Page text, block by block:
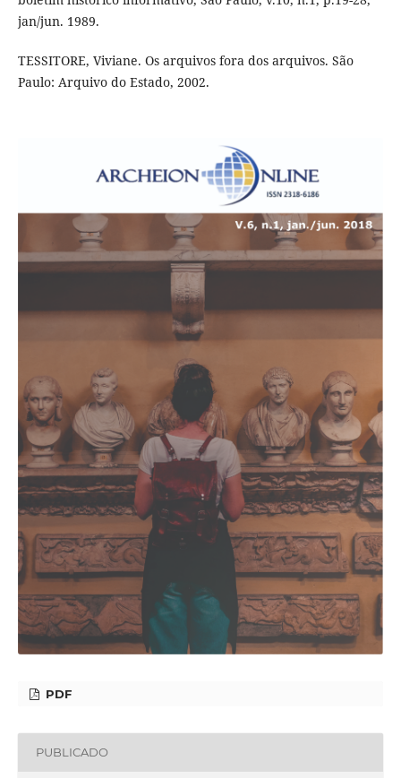
jan/jun. 1989.
TESSITORE, Viviane. Os arquivos fora dos arquivos. São
Paulo: Arquivo do Estado, 2002.
PDF
PUBLICADO